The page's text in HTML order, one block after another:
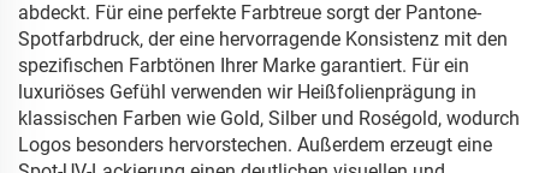
abdeckt. Für eine perfekte Farbtreue sorgt der Pantone-
Spotfarbdruck, der eine hervorragende Konsistenz mit den
spezifischen Farbtönen Ihrer Marke garantiert. Für ein
luxuriöses Gefühl verwenden wir Heißfolienprägung in
klassischen Farben wie Gold, Silber und Roségold, wodurch
Logos besonders hervorstechen. Außerdem erzeugt eine